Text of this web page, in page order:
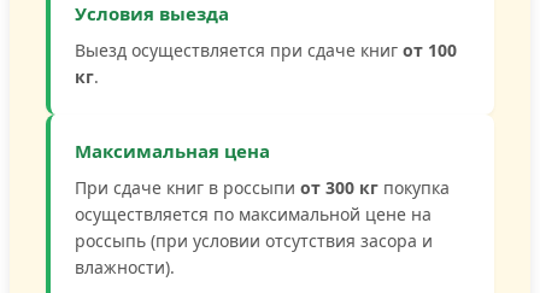
Условия выезда
Выезд осуществляется при сдаче книг от 100
кг.
Максимальная цена
При сдаче книг в россыпи от 300 кг покупка
осуществляется по максимальной цене на
россыпь (при условии отсутствия засора и
влажности).